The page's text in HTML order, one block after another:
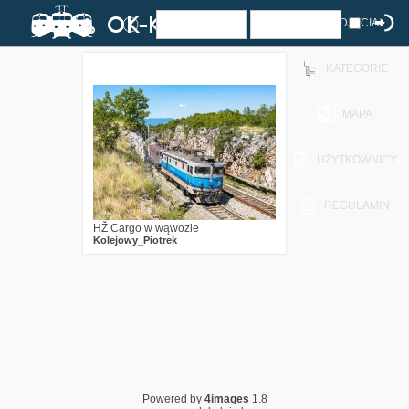
ZDJĘCIA
KATEGORIE
MAPA
UŻYTKOWNICY
REGULAMIN
HŽ Cargo w wąwozie
Kolejowy_Piotrek
Powered by 4images 1.8